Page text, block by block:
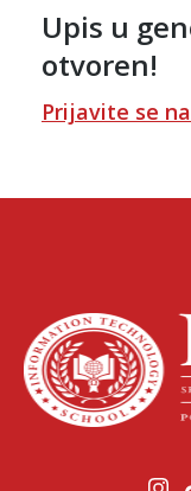
Upis u
otvoren!
Prijavite se